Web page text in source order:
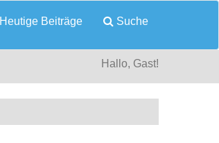
Heutige Beiträge Suche
Hallo, Gast!